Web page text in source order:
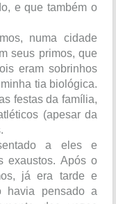
e que também o
numa cidade
seus primos, que
eram sobrinhos
tia biológica.
festas da família,
(apesar da
a eles e
exaustos. Após o
já era tarde e
havia pensado a